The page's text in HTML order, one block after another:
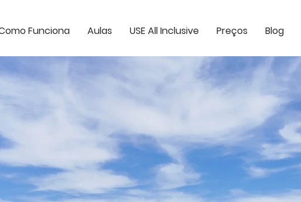
Funciona Aulas USE All Inclusive Preços Blog